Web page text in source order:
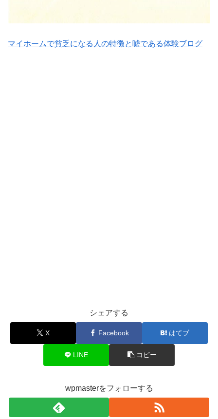
マイホームで貧乏になる人の特徴と嘘である体験ブログ
シェアする
X Facebook はてブ
LINE コピー
wpmasterをフォローする